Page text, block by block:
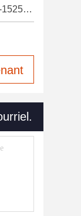
15255120126-15255120126